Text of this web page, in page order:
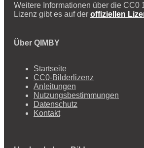
Weitere Informationen über die CC0
Lizenz gibt es auf der offiziellen
Über QIMBY
Startseite
CC0-Bilderlizenz
Anleitungen
Nutzungsbestimmungen
Datenschutz
Kontakt